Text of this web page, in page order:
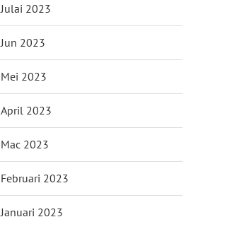
Julai 2023
Jun 2023
Mei 2023
April 2023
Mac 2023
Februari 2023
Januari 2023